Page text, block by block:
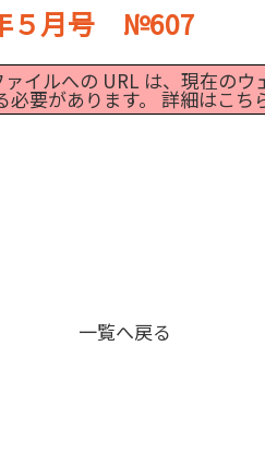
５月号 №607
イルへの URL は、現在のウ
必要があります。詳細はこち
一覧へ戻る